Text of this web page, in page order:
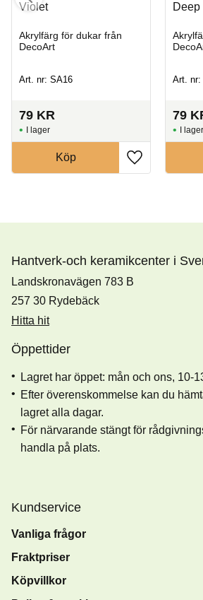
Violet
Akrylfärg för dukar från
DecoArt
Art. nr: SA16
79 KR
I lager
Köp
Art. nr:
79
I lager
Hantverk-och keramikcenter i
Landskronavägen 783 B
257 30 Rydebäck
Hitta hit
Öppettider
Lagret har öppet: mån och ons, 10-
Efter överenskommelse kan du
lagret alla dagar.
För närvarande stängt för
handla på plats.
Kundservice
Vanliga frågor
Fraktpriser
Köpvillkor